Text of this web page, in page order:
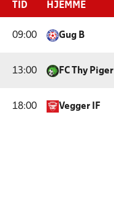
TID HJEMME
09:00 Gug B
13:00 FC Thy Piger
18:00 Vegger IF